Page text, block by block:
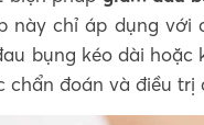
này chỉ áp dụng
bụng kéo dài
chẩn đoán và điều trị